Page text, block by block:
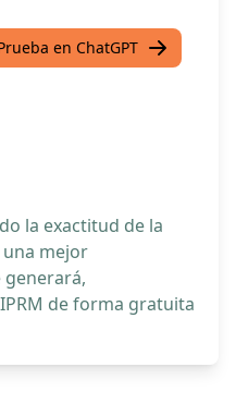
en ChatGPT
la exactitud de la
mejor
generará,
de forma gratuita